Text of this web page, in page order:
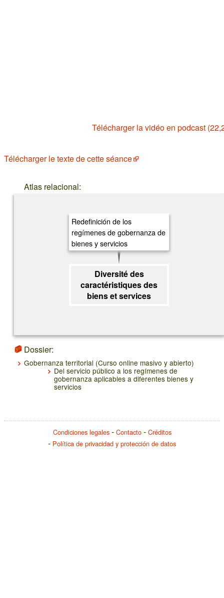
Télécharger la vidéo en podcast
Télécharger le texte de cette séance
Atlas relacional:
Diversité des
caractéristiques des
biens et services
Redefinición de los
regímenes de gobernanza de
bienes y servicios
Dossier:
Gobernanza territorial (Curso online masivo y abierto)
Del servicio público a los regímenes de
gobernanza aplicables a diferentes bienes y
servicios
Condiciones legales Contacto
Créditos
Política de privacidad y protección de datos